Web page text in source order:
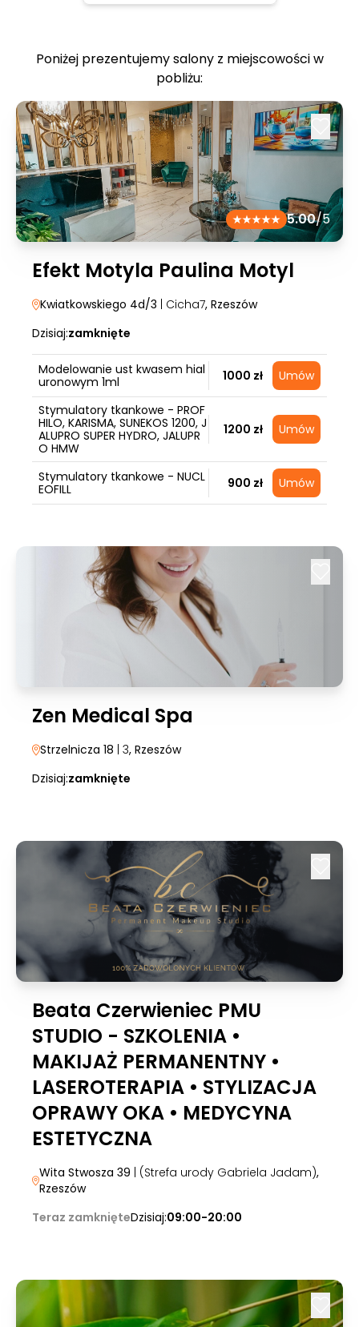
Poniżej prezentujemy salony z miejscowości w
pobliżu:
5.00/5
Efekt Motyla Paulina Motyl
Kwiatkowskiego 4d/3 | Cicha7, Rzeszów
Dzisiaj:zamknięte
Modelowanie ust kwasem hial
uronowym 1ml
1000 zł Umów
Stymulatory tkankowe - PROF
HILO, KARISMA, SUNEKOS 1200, J
ALUPRO SUPER HYDRO, JALUPR
O HMW
1200 zł Umów
Stymulatory tkankowe - NUCL
EOFILL
900 zł Umów
Zen Medical Spa
Strzelnicza 18 | 3, Rzeszów
Dzisiaj:zamknięte
Beata Czerwieniec PMU
STUDIO - SZKOLENIA •
MAKIJAŻ PERMANENTNY •
LASEROTERAPIA • STYLIZACJA
OPRAWY OKA • MEDYCYNA
ESTETYCZNA
Wita Stwosza 39 | (Strefa urody Gabriela Jadam),
Rzeszów
Teraz zamknięteDzisiaj:09:00-20:00